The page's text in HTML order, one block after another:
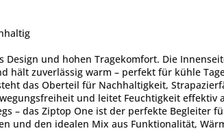
und hohen Tragekomfort. Die
hält zuverlässig warm – perfekt für kühle
das Oberteil für Nachhaltigkeit,
und leitet Feuchtigkeit effektiv
– das Ziptop One ist der perfekte Begleiter
und den idealen Mix aus Funktionalität,